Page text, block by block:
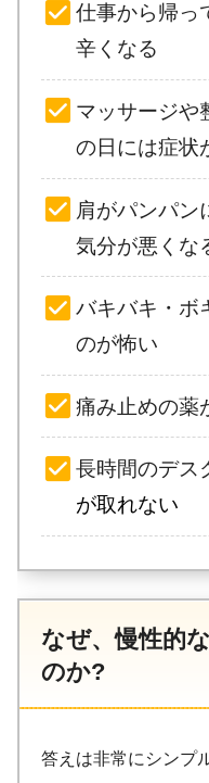
仕事から帰っ
辛くなる
マッサージや
の日には症状
肩がパンパン
気分が悪くな
バキバキ・ボ
のが怖い
痛み止めの薬
長時間のデス
が取れない
なぜ、慢性的
のか?
答えは非常にシンプ